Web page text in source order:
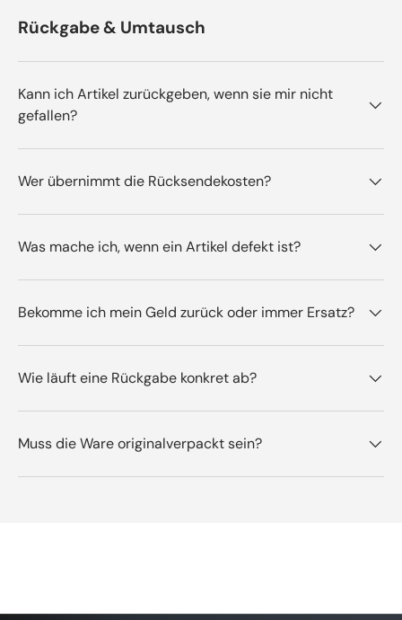
Rückgabe & Umtausch
Kann ich Artikel zurückgeben, wenn sie mir nicht
gefallen?
Wer übernimmt die Rücksendekosten?
Was mache ich, wenn ein Artikel defekt ist?
Bekomme ich mein Geld zurück oder immer Ersatz?
Wie läuft eine Rückgabe konkret ab?
Muss die Ware originalverpackt sein?